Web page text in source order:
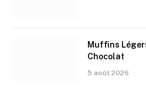
Muffins
Chocolat
5 août 2026